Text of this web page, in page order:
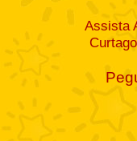
Assista